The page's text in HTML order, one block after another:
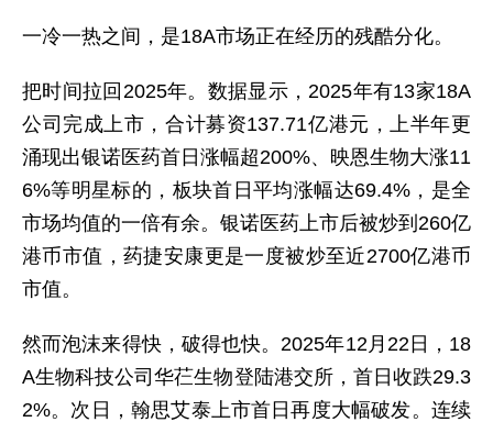
一冷一热之间，是18A市场正在经历的残酷分化。
把时间拉回2025年。数据显示，2025年有13家18A
公司完成上市，合计募资137.71亿港元，上半年更
涌现出银诺医药首日涨幅超200%、映恩生物大涨11
6%等明星标的，板块首日平均涨幅达69.4%，是全
市场均值的一倍有余。银诺医药上市后被炒到260亿
港币市值，药捷安康更是一度被炒至近2700亿港币
市值。
然而泡沫来得快，破得也快。2025年12月22日，18
A生物科技公司华芢生物登陆港交所，首日收跌29.3
2%。次日，翰思艾泰上市首日再度大幅破发。连续